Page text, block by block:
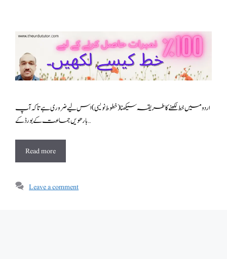
اردو میں خط لکھنے کا طریقہ سیکھنا(خطوط نویسی ) اس لیے ضروری ہے تاکہ آپ
بارھویں جماعت کے بورڈ کے …
Read more
Leave a comment